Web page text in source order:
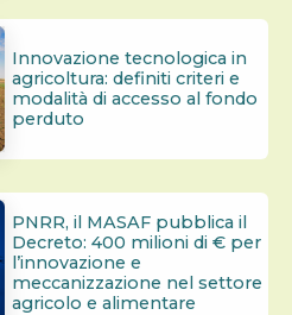
Innovazione tecnologica in
agricoltura: definiti criteri e
modalità di accesso al fondo
perduto
PNRR, il MASAF pubblica il
Decreto: 400 milioni di € per
l’innovazione e
meccanizzazione nel settore
agricolo e alimentare